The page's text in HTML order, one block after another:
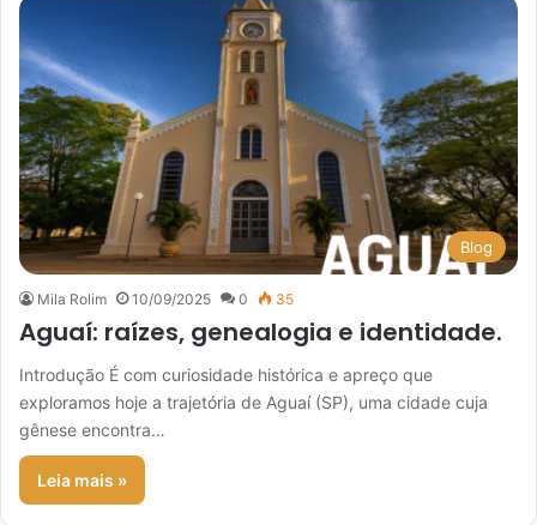
Blog
Mila Rolim 10/09/2025 0 35
Aguaí: raízes, genealogia e identidade.
Introdução É com curiosidade histórica e apreço que
exploramos hoje a trajetória de Aguaí (SP), uma cidade cuja
gênese encontra…
Leia mais »